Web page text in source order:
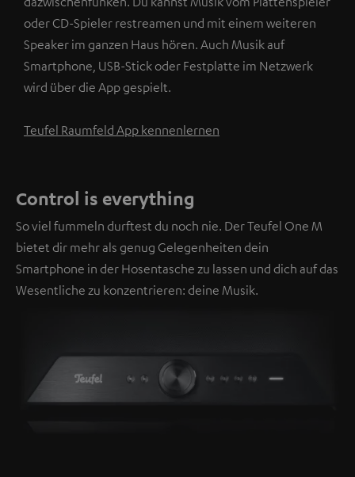
oder CD-Spieler restreamen und mit einem weiteren
Speaker im ganzen Haus hören. Auch Musik auf
Smartphone, USB-Stick oder Festplatte im Netzwerk
wird über die App gespielt.
Teufel Raumfeld App kennenlernen
Control is everything
So viel fummeln durftest du noch nie. Der Teufel One M
bietet dir mehr als genug Gelegenheiten dein
Smartphone in der Hosentasche zu lassen und dich auf das
Wesentliche zu konzentrieren: deine Musik.